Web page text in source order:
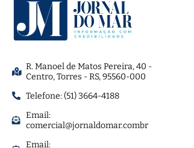
R. Manoel de Matos Pereira, 40 -
Centro, Torres - RS, 95560-000
Telefone: (51) 3664-4188
Email:
comercial@jornaldomar.combr
Email: